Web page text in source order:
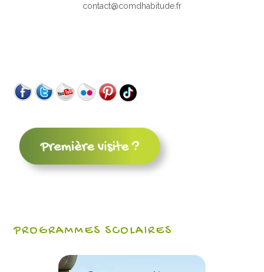
contact@comdhabitude.fr
PROGRAMMES SCOLAIRES